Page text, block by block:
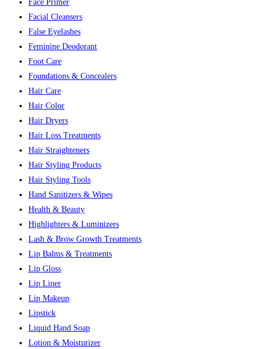
Face Primer
Facial Cleansers
False Eyelashes
Feminine Deodorant
Foot Care
Foundations & Concealers
Hair Care
Hair Color
Hair Dryers
Hair Loss Treatments
Hair Straighteners
Hair Styling Products
Hair Styling Tools
Hand Sanitizers & Wipes
Health & Beauty
Highlighters & Luminizers
Lash & Brow Growth Treatments
Lip Balms & Treatments
Lip Gloss
Lip Liner
Lip Makeup
Lipstick
Liquid Hand Soap
Lotion & Moisturizer